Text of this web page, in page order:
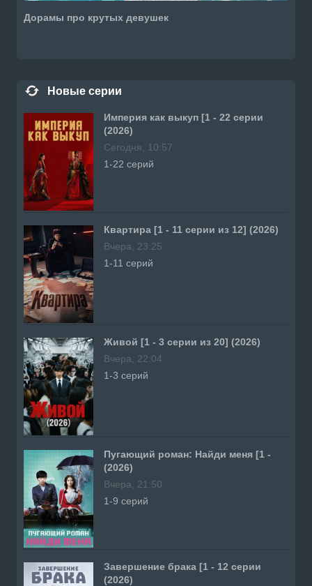
Дорамы про крутых девушек
Новые серии
Империя как выкуп [1 - 22 серии
(2026)
Сегодня, 10:57
1-22 серий
Квартира [1 - 11 серии из 12] (2026)
Вчера, 23:25
1-11 серий
Живой [1 - 3 серии из 20] (2026)
Вчера, 22:04
1-3 серий
Пугающий роман: Найди меня [1 -
(2026)
Вчера, 21:50
1-9 серий
Завершение брака [1 - 12 серии
(2026)